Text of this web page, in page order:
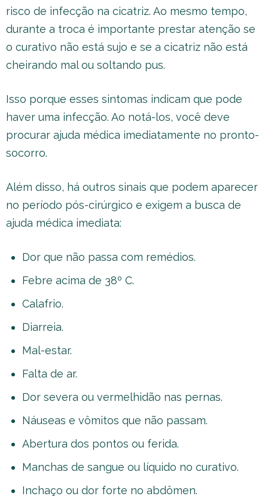
risco de infecção na cicatriz. Ao mesmo tempo,
durante a troca é importante prestar atenção se
o curativo não está sujo e se a cicatriz não está
cheirando mal ou soltando pus.
Isso porque esses sintomas indicam que pode
haver uma infecção. Ao notá-los, você deve
procurar ajuda médica imediatamente no pronto-
socorro.
Além disso, há outros sinais que podem aparecer
no período pós-cirúrgico e exigem a busca de
ajuda médica imediata:
Dor que não passa com remédios.
Febre acima de 38º C.
Calafrio.
Diarreia.
Mal-estar.
Falta de ar.
Dor severa ou vermelhidão nas pernas.
Náuseas e vômitos que não passam.
Abertura dos pontos ou ferida.
Manchas de sangue ou líquido no curativo.
Inchaço ou dor forte no abdômen.